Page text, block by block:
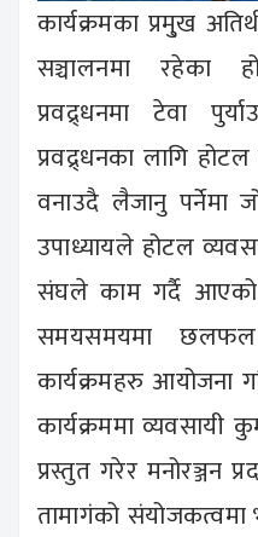
कार्यक्रमका प्रमु्ख
सञ्चालनमा रहेका
प्रवद्र्धनमा टेवा
प्रवद्र्धनका लागि
वनाउदै लैजानु पर्नेमा
उपाध्यायले होटल
संघले काम गर्दै
समयसमयमा छलफल
कार्यक्रमहरु आयोजना
कार्यक्रममा व्यवसायी
प्रस्तुत गरेर मनोरञ्जन
तामागंको संयोजकत्वमा